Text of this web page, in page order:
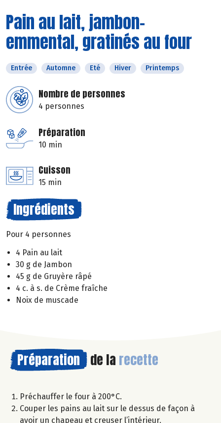
Pain au lait, jambon-
emmental, gratinés au four
Entrée Automne Eté Hiver Printemps
Nombre de personnes
4 personnes
Préparation
10 min
Cuisson
15 min
Ingrédients
Pour 4 personnes
4 Pain au lait
30 g de Jambon
45 g de Gruyère râpé
4 c. à s. de Crème fraîche
Noix de muscade
Préparation de la recette
Préchauffer le four à 200°C.
Couper les pains au lait sur le dessus de façon à
avoir un chapeau et creuser l’intérieur.